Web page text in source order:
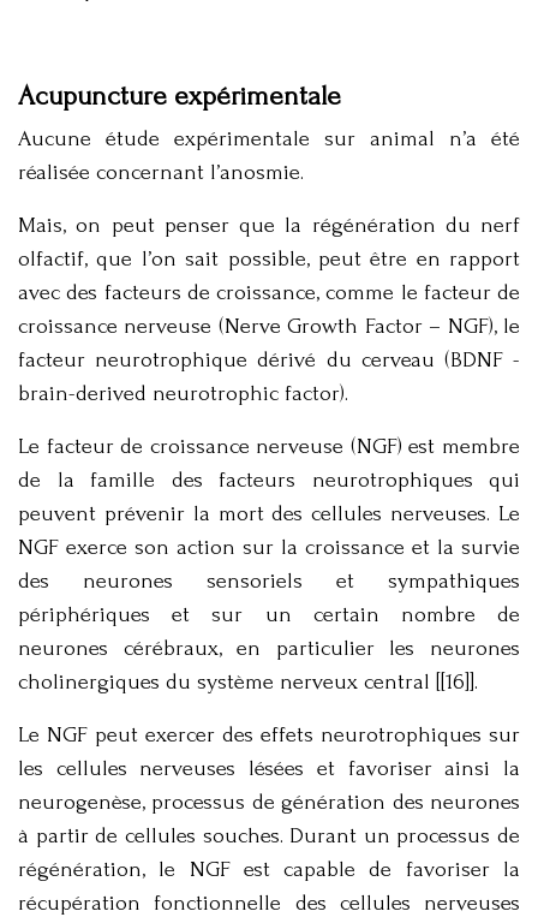
Acupuncture expérimentale
Aucune étude expérimentale sur animal n’a été
réalisée concernant l’anosmie.
Mais, on peut penser que la régénération du nerf
olfactif, que l’on sait possible, peut être en rapport
avec des facteurs de croissance, comme le facteur de
croissance nerveuse (Nerve Growth Factor – NGF), le
facteur neurotrophique dérivé du cerveau (BDNF -
brain-derived neurotrophic factor).
Le facteur de croissance nerveuse (NGF) est membre
de la famille des facteurs neurotrophiques qui
peuvent prévenir la mort des cellules nerveuses. Le
NGF exerce son action sur la croissance et la survie
des neurones sensoriels et sympathiques
périphériques et sur un certain nombre de
neurones cérébraux, en particulier les neurones
cholinergiques du système nerveux central [[16]].
Le NGF peut exercer des effets neurotrophiques sur
les cellules nerveuses lésées et favoriser ainsi la
neurogenèse, processus de génération des neurones
à partir de cellules souches. Durant un processus de
régénération, le NGF est capable de favoriser la
récupération fonctionnelle des cellules nerveuses